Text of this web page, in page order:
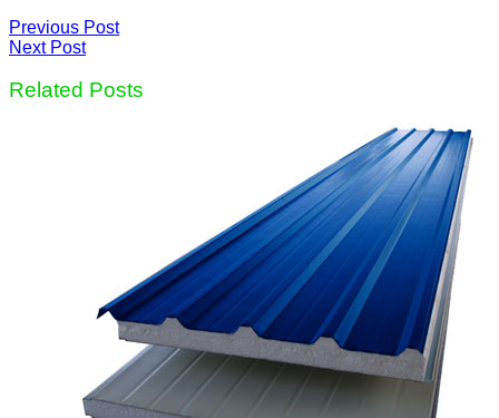
Previous Post
Next Post
Related Posts